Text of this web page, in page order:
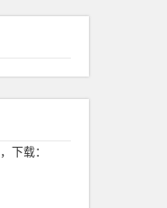
，下载：